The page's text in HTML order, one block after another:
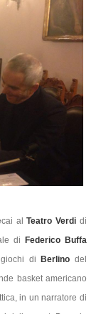
alTeatro Verdidi
di Federico Buffa
giochi diBerlino del
basket americano
in un narratore di